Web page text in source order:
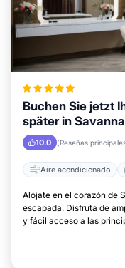
Buchen Sie jetzt
später in
10.0 (Reseñas
Aire acondicionado
Alójate en el corazón de
escapada. Disfruta de
y fácil acceso a las